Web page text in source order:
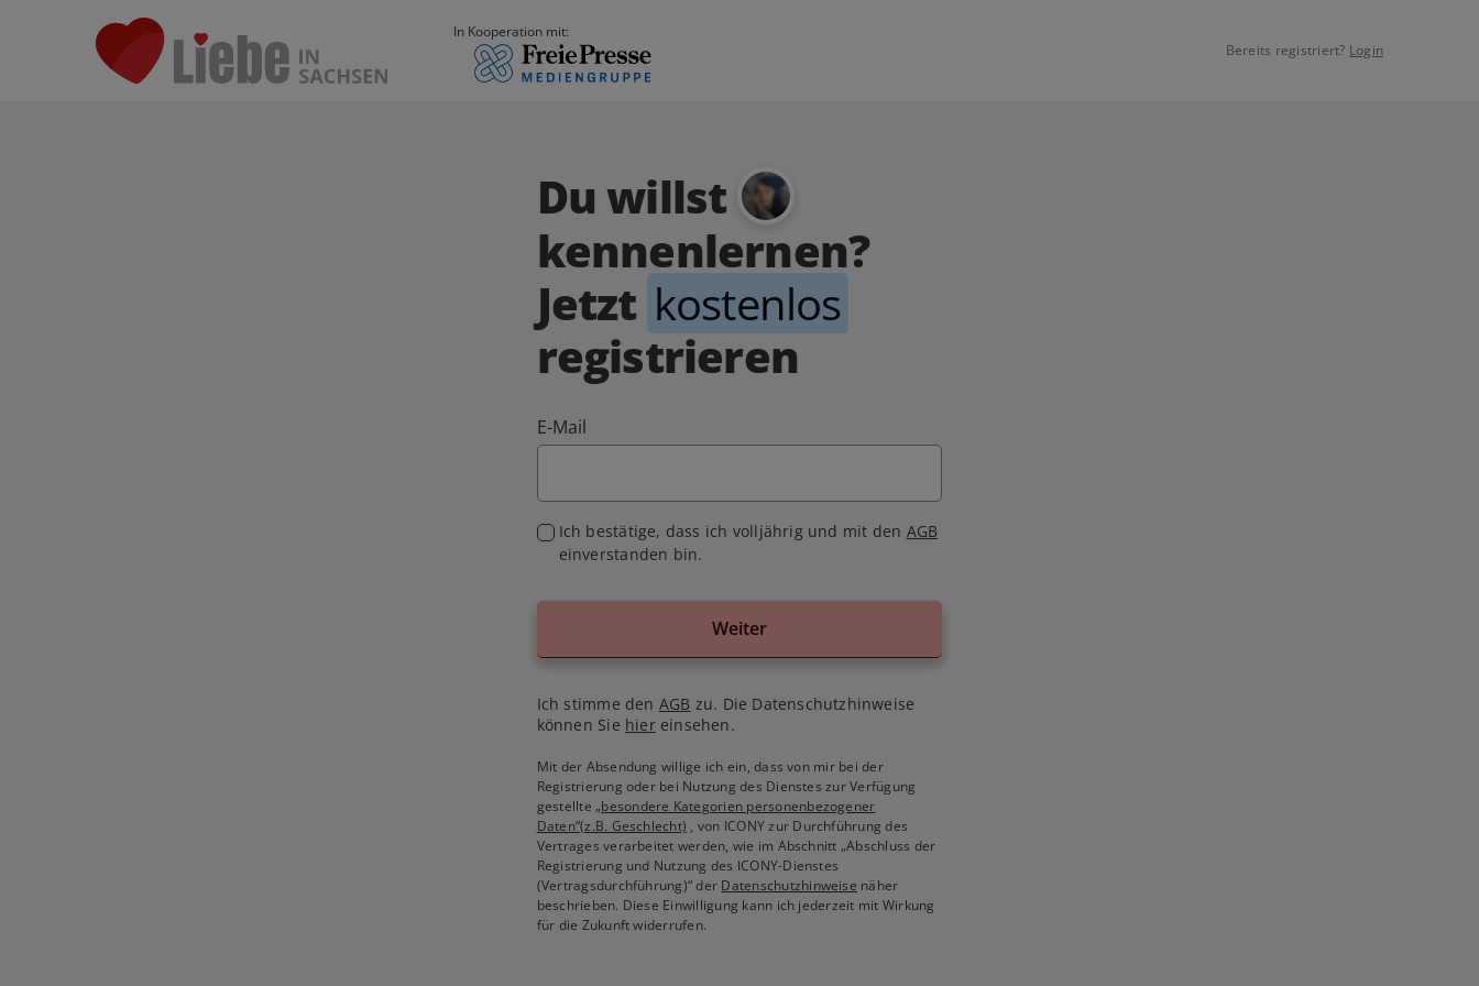
In Kooperation mit:
Bereits registriert? Login
Du willst
kennenlernen?
Jetzt kostenlos
registrieren
E-Mail
Ich bestätige, dass ich volljährig und mit den AGB
einverstanden bin.
Weiter
Ich stimme den AGB zu. Die Datenschutzhinweise
können Sie hiereinsehen.
Mit der Absendung willige ich ein, dass von mir bei der
Registrierung oder bei Nutzung des Dienstes zur Verfügung
gestellte„besondere Kategorien personenbezogener
Daten“(z.B. Geschlecht) , von ICONY zur Durchführung des
Vertrages verarbeitet werden, wie im Abschnitt „Abschluss der
Registrierung und Nutzung des ICONY-Dienstes
(Vertragsdurchführung)“ der Datenschutzhinweise näher
beschrieben. Diese Einwilligung kann ich jederzeit mit Wirkung
für die Zukunft widerrufen.